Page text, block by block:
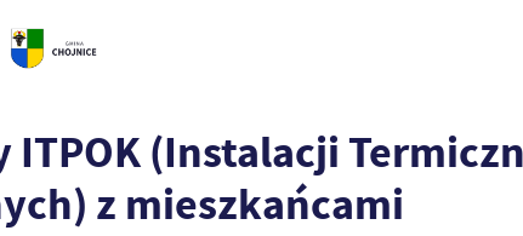
(Instalacji
z mieszkańcami